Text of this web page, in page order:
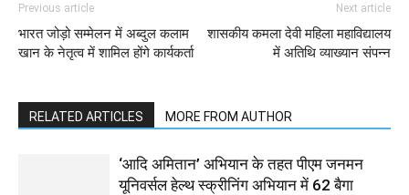
Previous article
भारत जोड़ो सम्मेलन में अब्दुल कलाम
खान के नेतृत्व में शामिल होंगे कार्यकर्ता
Next article
शासकीय कमला देवी महिला महाविद्यालय
में अतिथि व्याख्यान संपन्न
RELATED ARTICLES MORE FROM AUTHOR
‘आदि अमितान’ अभियान के तहत पीएम जनमन
यूनिवर्सल हेल्थ स्क्रीनिंग अभियान में 62 बैगा